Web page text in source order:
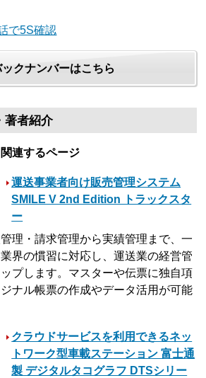
で5S確認
クナンバーはこちら
著者紹介
連するページ
運送事業者向け販売管理システム
SMILE V 2nd Edition トラックスタ
ー
理・請求管理から実績管理まで、一
界の慣習に対応し、運送業の経営管
プします。マスターや伝票に独自項
ナル帳票の作成やデータ活用が可能
クラウドサービスを利用できるネッ
トワーク型車載ステーション 富士通
製 デジタルタコグラフ DTSシリー